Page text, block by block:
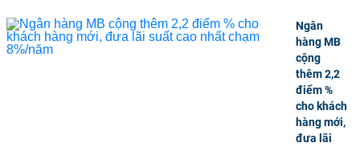
Ngân
hàng MB
cộng
thêm 2,2
điểm %
cho khách
hàng mới,
đưa lãi